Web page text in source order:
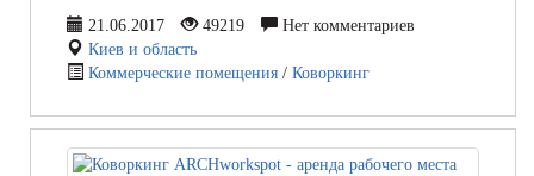
21.06.2017
49219
Нет комментариев
Киев и область
Коммерческие помещения / Коворкинг